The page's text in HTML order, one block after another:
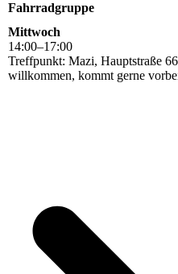
Fahrradgruppe
Mittwoch
14:00–17:00
Treffpunkt: Mazi, Hauptstraße
willkommen, kommt gerne